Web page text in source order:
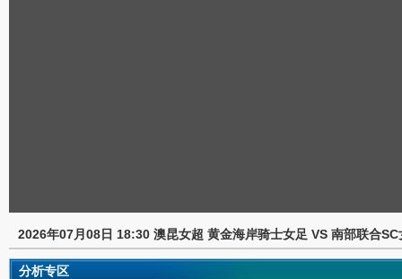
2026年07月08日 18:30 澳昆女超 黄金海岸骑士女足 VS 南部联合SC
分析专区